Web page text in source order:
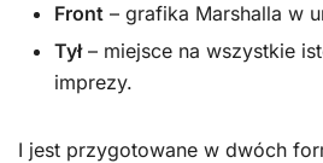
Front – grafika Marshalla w
Tył– miejsce na wszystkie
imprezy.
I jest przygotowane w dwóch